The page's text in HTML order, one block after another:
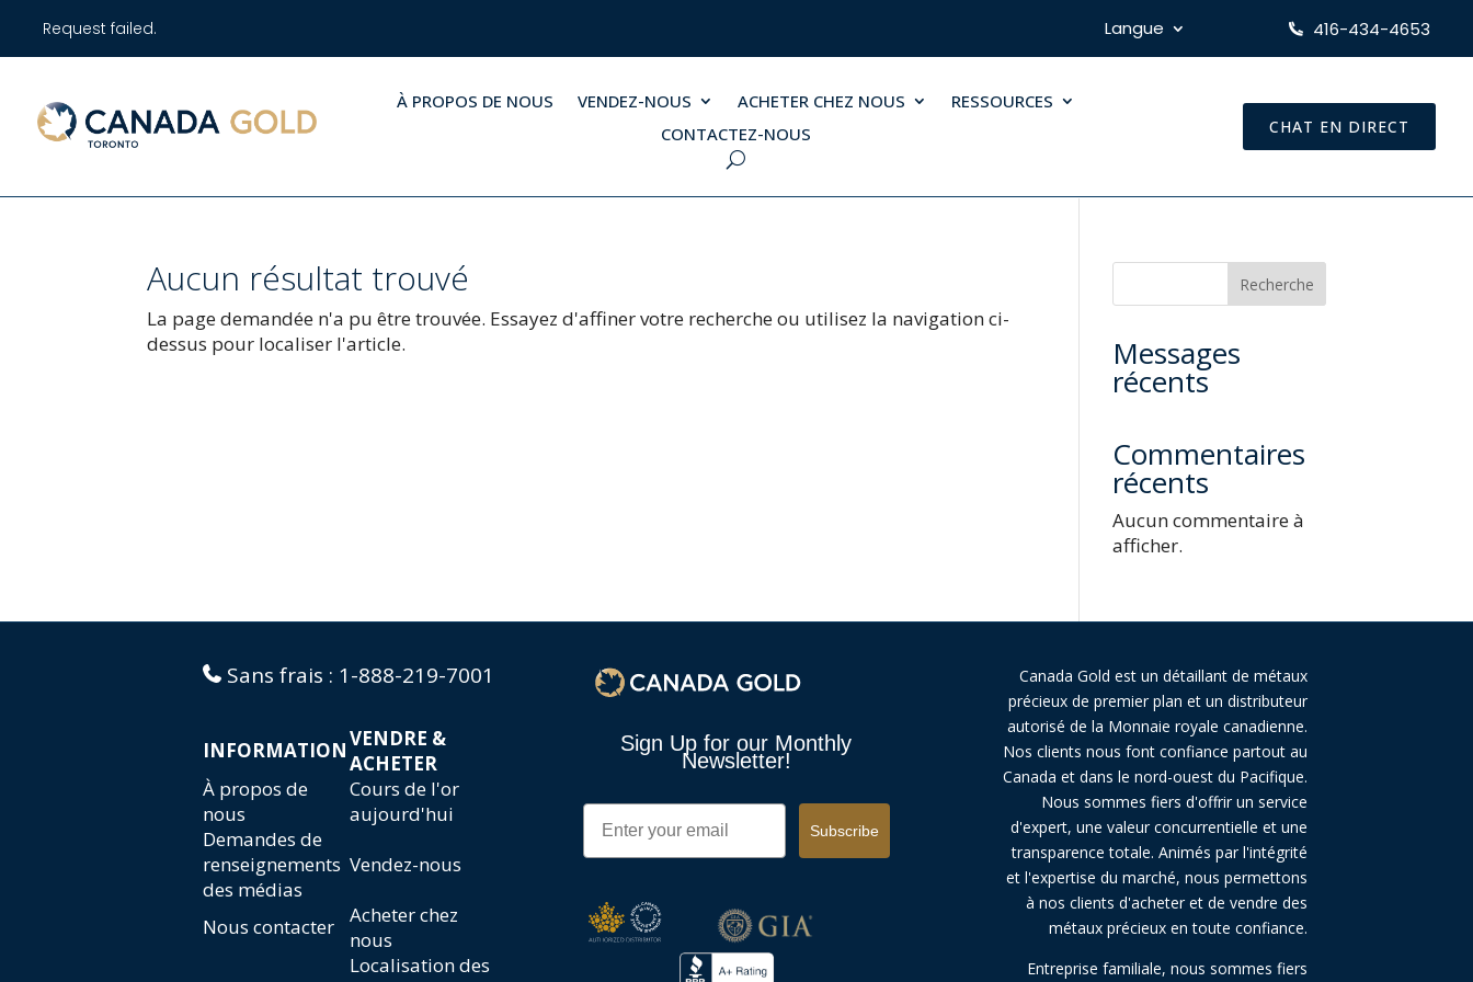
Request failed. Langue 416-434-4653
À PROPOS DE NOUS VENDEZ-NOUS ACHETER CHEZ NOUS
RESSOURCES
CONTACTEZ-NOUS
CHAT EN DIRECT
Aucun résultat trouvé
La page demandée n'a pu être trouvée. Essayez d'affiner votre recherche ou utilisez la navigation ci-
dessus pour localiser l'article.
Recherche
Messages
récents
Commentaires
récents
Aucun commentaire à
afficher.
Sans frais : 1-888-219-7001
INFORMATIONVENDRE &
ACHETER
À propos de
nous
Cours de l'or
aujourd'hui
Demandes de
renseignements
des médias
Vendez-nous
Nous contacter
Acheter chez
nous
Localisation des
Sign Up for our Monthly
Newsletter!
Email
Subscribe
Canada Gold est un détaillant de métaux
précieux de premier plan et un distributeur
autorisé de la Monnaie royale canadienne.
Nos clients nous font confiance partout au
Canada et dans le nord-ouest du Pacifique.
Nous sommes fiers d'offrir un service
d'expert, une valeur concurrentielle et une
transparence totale. Animés par l'intégrité
et l'expertise du marché, nous permettons
à nos clients d'acheter et de vendre des
métaux précieux en toute confiance.
Entreprise familiale, nous sommes fiers